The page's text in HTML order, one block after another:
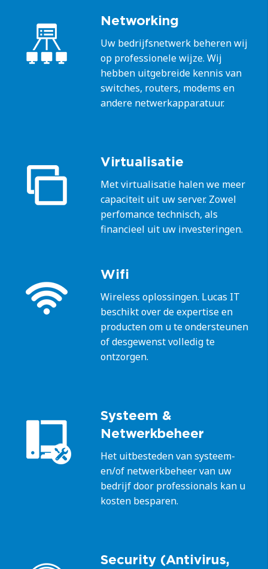
Networking
Uw bedrijfsnetwerk beheren wij
op professionele wijze. Wij
hebben uitgebreide kennis van
switches, routers, modems en
andere netwerkapparatuur.
Virtualisatie
Met virtualisatie halen we meer
capaciteit uit uw server. Zowel
perfomance technisch, als
financieel uit uw investeringen.
Wifi
Wireless oplossingen. Lucas IT
beschikt over de expertise en
producten om u te ondersteunen
of desgewenst volledig te
ontzorgen.
Systeem &
Netwerkbeheer
Het uitbesteden van systeem-
en/of netwerkbeheer van uw
bedrijf door professionals kan u
kosten besparen.
Security (Antivirus,